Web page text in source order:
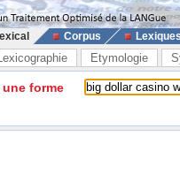
Corpus
Etymologie
une forme